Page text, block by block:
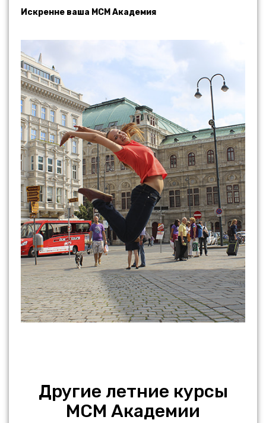
Искренне ваша МСМ Академия
Другие летние курсы
МСМ Академии